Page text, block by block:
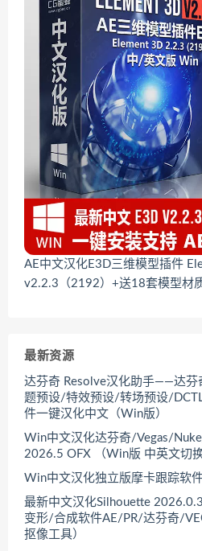
AE中文汉化E3D三维模型插件
v2.2.3（2192）+送18套模型材
最新资源
达芬奇 Resolve汉化助手——达
题预设/特效预设/转场预设/
件一键汉化中文（Win版）
Win中文汉化达芬奇/Vegas/
2026.5 OFX （Win版 中英文切换
Win中文汉化独立版摩卡跟踪软
最新中文汉化Silhouette
变形/合成软件AE/PR/达芬奇/
抠像工具）